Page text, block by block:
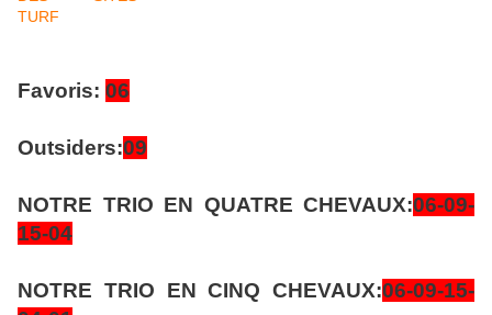
Favoris: 06
Outsiders:09
NOTRE TRIO EN QUATRE CHEVAUX:06-09-
15-04
NOTRE TRIO EN CINQ CHEVAUX:06-09-15-